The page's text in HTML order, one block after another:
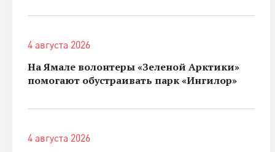
4 августа 2026
На Ямале волонтеры «Зеленой Арктики»
помогают обустраивать парк «Ингилор»
4 августа 2026